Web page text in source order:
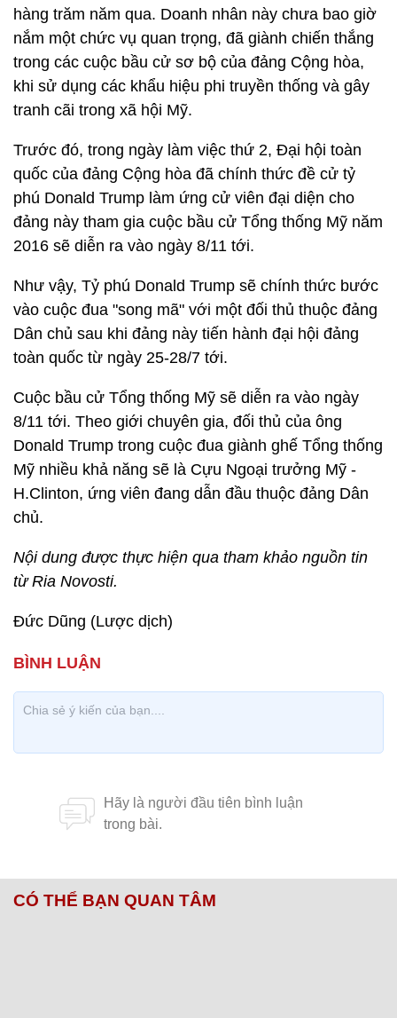
hàng trăm năm qua. Doanh nhân này chưa bao giờ
nắm một chức vụ quan trọng, đã giành chiến thắng
trong các cuộc bầu cử sơ bộ của đảng Cộng hòa,
khi sử dụng các khẩu hiệu phi truyền thống và gây
tranh cãi trong xã hội Mỹ.
Trước đó, trong ngày làm việc thứ 2, Đại hội toàn
quốc của đảng Cộng hòa đã chính thức đề cử tỷ
phú Donald Trump làm ứng cử viên đại diện cho
đảng này tham gia cuộc bầu cử Tổng thống Mỹ năm
2016 sẽ diễn ra vào ngày 8/11 tới.
Như vậy, Tỷ phú Donald Trump sẽ chính thức bước
vào cuộc đua "song mã" với một đối thủ thuộc đảng
Dân chủ sau khi đảng này tiến hành đại hội đảng
toàn quốc từ ngày 25-28/7 tới.
Cuộc bầu cử Tổng thống Mỹ sẽ diễn ra vào ngày
8/11 tới. Theo giới chuyên gia, đối thủ của ông
Donald Trump trong cuộc đua giành ghế Tổng thống
Mỹ nhiều khả năng sẽ là Cựu Ngoại trưởng Mỹ -
H.Clinton, ứng viên đang dẫn đầu thuộc đảng Dân
chủ.
Nội dung được thực hiện qua tham khảo nguồn tin
từ Ria Novosti.
Đức Dũng (Lược dịch)
CÓ THỂ BẠN QUAN TÂM